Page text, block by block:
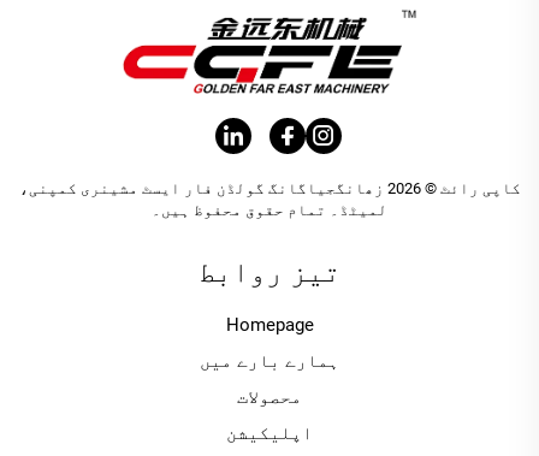
کاپی رائٹ © 2026 زھانگجیاگانگ گولڈن فار ایسٹ مشینری کمپنی،
لمیٹڈ۔ تمام حقوق محفوظ ہیں۔
تیز روابط
Homepage
ہمارے بارے میں
محصولات
اپلیکیشن